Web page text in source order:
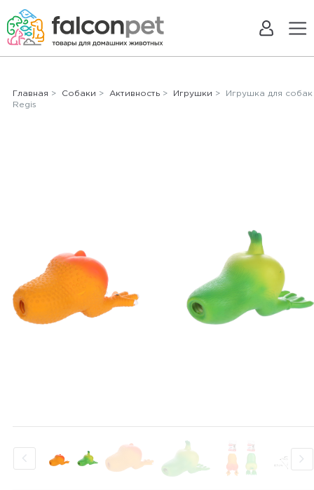
Главная > Собаки > Активность> Игрушки > Игрушка для собак
Regis